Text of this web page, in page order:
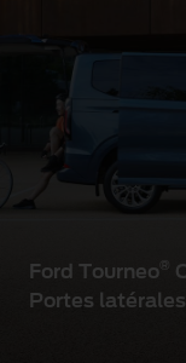
Ford Tourneo ®
Portes